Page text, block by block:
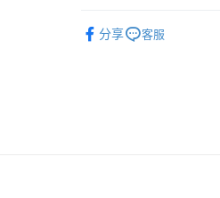
分享
客服